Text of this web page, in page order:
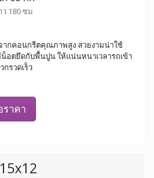
180 ซม
ากคอนกรีตคุณภาพสูง สวยงามน่าใช้
อตยึดกับพื้นปูน ให้แน่นหนาเวลารถเข้า
กรวดเร็ว
ราคา